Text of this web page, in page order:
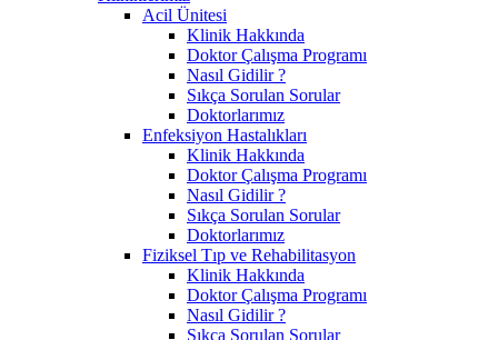
Acil Ünitesi
Klinik Hakkında
Doktor Çalışma Programı
Nasıl Gidilir ?
Sıkça Sorulan Sorular
Doktorlarımız
Enfeksiyon Hastalıkları
Klinik Hakkında
Doktor Çalışma Programı
Nasıl Gidilir ?
Sıkça Sorulan Sorular
Doktorlarımız
Fiziksel Tıp ve Rehabilitasyon
Klinik Hakkında
Doktor Çalışma Programı
Nasıl Gidilir ?
Sıkça Sorulan Sorular